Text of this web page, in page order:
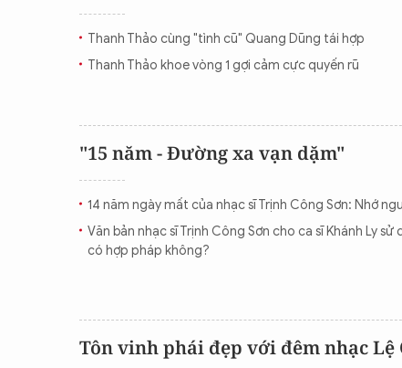
Thanh Thảo cùng "tình cũ" Quang Dũng tái hợp
Thanh Thảo khoe vòng 1 gợi cảm cực quyến rũ
"15 năm - Đường xa vạn dặm"
14 năm ngày mất của nhạc sĩ Trịnh Công Sơn: Nhớ
Văn bản nhạc sĩ Trịnh Công Sơn cho ca sĩ Khánh Ly
có hợp pháp không?
Tôn vinh phái đẹp với đêm nhạc Lệ